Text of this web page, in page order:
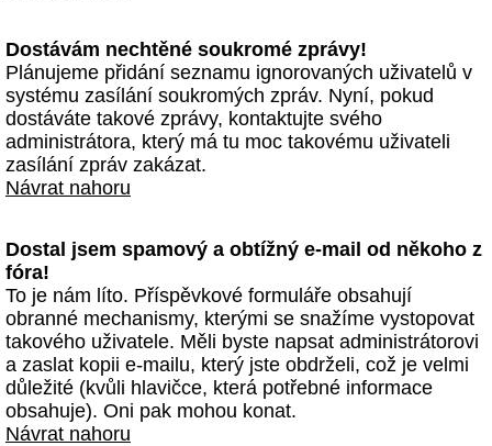
Dostávám nechtěné soukromé zprávy!
Plánujeme přidání seznamu ignorovaných uživatelů v
systému zasílání soukromých zpráv. Nyní, pokud
dostáváte takové zprávy, kontaktujte svého
administrátora, který má tu moc takovému uživateli
zasílání zpráv zakázat.
Návrat nahoru
Dostal jsem spamový a obtížný e-mail od někoho z
fóra!
To je nám líto. Příspěvkové formuláře obsahují
obranné mechanismy, kterými se snažíme vystopovat
takového uživatele. Měli byste napsat administrátorovi
a zaslat kopii e-mailu, který jste obdrželi, což je velmi
důležité (kvůli hlavičce, která potřebné informace
obsahuje). Oni pak mohou konat.
Návrat nahoru